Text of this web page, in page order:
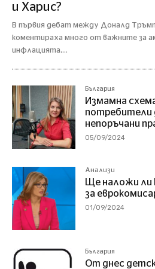
и Харис?
В първия дебат между Доналд
коментираха много от важните за
инфлацията,...
България
Измамна
потребители
непоръчани
05/09/2024
Анализи
Ще наложи ли
за
01/09/2024
България
От днес